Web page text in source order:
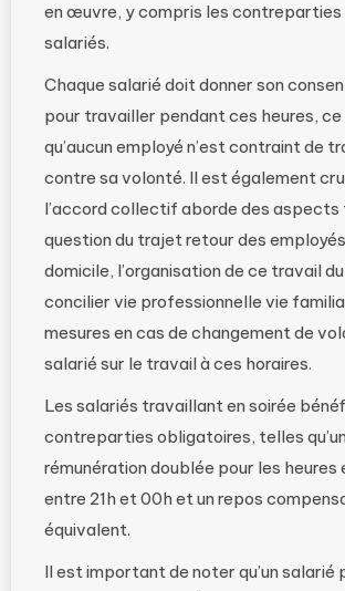
en œuvre, y compris les
salariés.
Chaque salarié doit donner son
pour travailler pendant ces heures, ce
qu’aucun employé n’est contraint de
contre sa volonté. Il est également
l’accord collectif aborde des aspects
question du trajet retour des
domicile, l’organisation de ce travail
concilier vie professionnelle vie
mesures en cas de changement de
salarié sur le travail à ces horaires.
Les salariés travaillant en soirée
contreparties obligatoires, telles
rémunération doublée pour les
entre 21h et 00h et un repos
équivalent.
Il est important de noter qu’un salarié